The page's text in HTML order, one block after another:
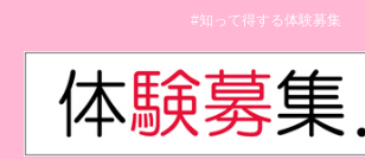
#知って得する体験募集